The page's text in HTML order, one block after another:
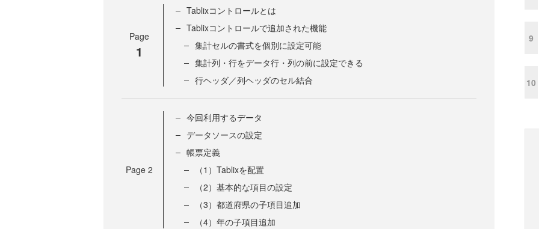
Page
1
Tablixコントロールとは
Tablixコントロールで追加された機能
集計セルの書式を個別に設定可能
集計列・行をデータ行・列の前に設定できる
行ヘッダ／列ヘッダのセル結合
Page 2
今回利用するデータ
データソースの設定
帳票定義
（1）Tablixを配置
（2）基本的な項目の設定
（3）都道府県の子項目追加
（4）年の子項目追加
9
10